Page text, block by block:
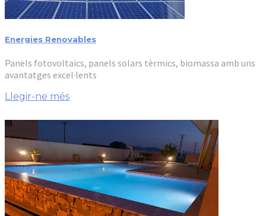
Energies Renovables
Panels fotovoltaics, panels solars tèrmics, biomassa amb uns
avantatges excel·lents
Llegir-ne més